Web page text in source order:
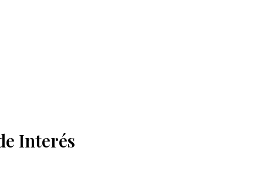
Interés